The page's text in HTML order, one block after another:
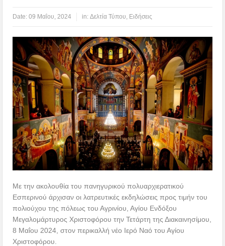
Date:09 Μαΐου, 2024 in:Δελτία Τύπου Ειδήσεις
Με την ακολουθία του πανηγυρικού πολυαρχιερατικού
Εσπερινού άρχισαν οι λατρευτικές εκδηλώσεις προς τιμήν του
πολιούχου της πόλεως του Αγρινίου, Αγίου Ενδόξου
Μεγαλομάρτυρος Χριστοφόρου την Τετάρτη της Διακαινησίμου,
8 Μαΐου 2024, στον περικαλλή νέο Ιερό Ναό του Αγίου
Χριστοφόρου.